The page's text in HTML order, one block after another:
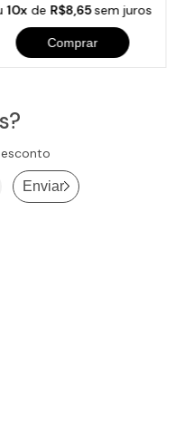
10x de R$8,65sem juros
Comprar
Enviar